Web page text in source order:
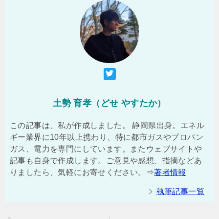
土勢 育孝（どせ やすたか）
この記事は、私が作成しました。 静岡県出身。エネル
ギー業界に10年以上携わり、特に都市ガスやプロパン
ガス、電力を専門にしています。またウェブサイトや
記事も自身で作成します。ご意見や感想、指摘などあ
りましたら、気軽にお寄せください。⇒著者情報
執筆記事一覧